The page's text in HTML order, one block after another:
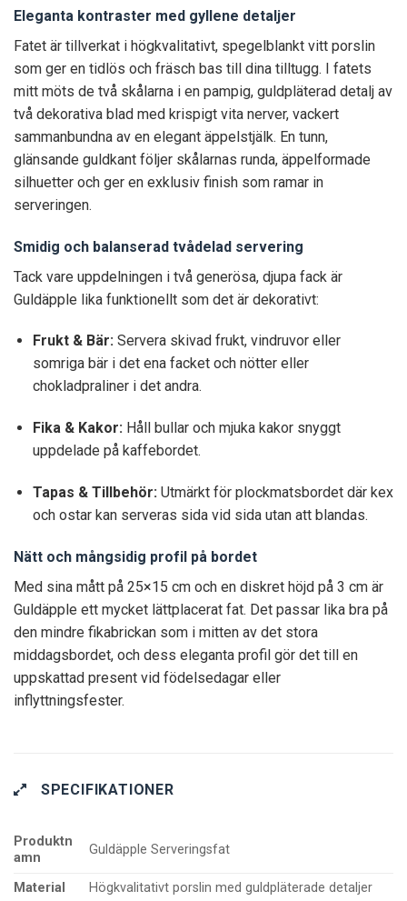
Eleganta kontraster med gyllene detaljer
Fatet är tillverkat i högkvalitativt, spegelblankt vitt porslin
som ger en tidlös och fräsch bas till dina tilltugg. I fatets
mitt möts de två skålarna i en pampig, guldpläterad detalj av
två dekorativa blad med krispigt vita nerver, vackert
sammanbundna av en elegant äppelstjälk. En tunn,
glänsande guldkant följer skålarnas runda, äppelformade
silhuetter och ger en exklusiv finish som ramar in
serveringen.
Smidig och balanserad tvådelad servering
Tack vare uppdelningen i två generösa, djupa fack är
Guldäpple lika funktionellt som det är dekorativt:
Frukt & Bär:Servera skivad frukt, vindruvor eller
somriga bär i det ena facket och nötter eller
chokladpraliner i det andra.
Fika & Kakor:Håll bullar och mjuka kakor snyggt
uppdelade på kaffebordet.
Tapas & Tillbehör:Utmärkt för plockmatsbordet där kex
och ostar kan serveras sida vid sida utan att blandas.
Nätt och mångsidig profil på bordet
Med sina mått på 25×15 cm och en diskret höjd på 3 cm är
Guldäpple ett mycket lättplacerat fat. Det passar lika bra på
den mindre fikabrickan som i mitten av det stora
middagsbordet, och dess eleganta profil gör det till en
uppskattad present vid födelsedagar eller
inflyttningsfester.
SPECIFIKATIONER
Produktn
amn
Guldäpple Serveringsfat
Material Högkvalitativt porslin med guldpläterade detaljer